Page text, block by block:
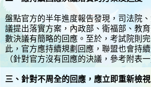
盤點官方的半年進度報告發現，司法院
議提出落實方案，內政部、衛福部、教
數決議有簡略的回應。至於，考試院則
此，官方應持續規劃回應，聯盟也會持
（針對官方沒有回應的決議，參考附表一
三、針對不周全的回應，應立即重新檢